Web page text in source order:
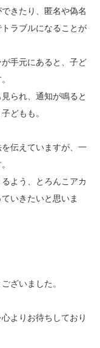
きたり、匿名や偽名
ラブルになることが
手元にあると、子ど
られ、通知が鳴ると
どもも。
伝えていますが、一
よう、とろんこアカ
いきたいと思いま
ざいました。
よりお待ちしており